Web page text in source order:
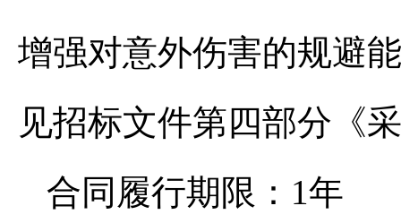
增强对意外伤害的规避
见招标文件第四部分《
合同履行期限：1年